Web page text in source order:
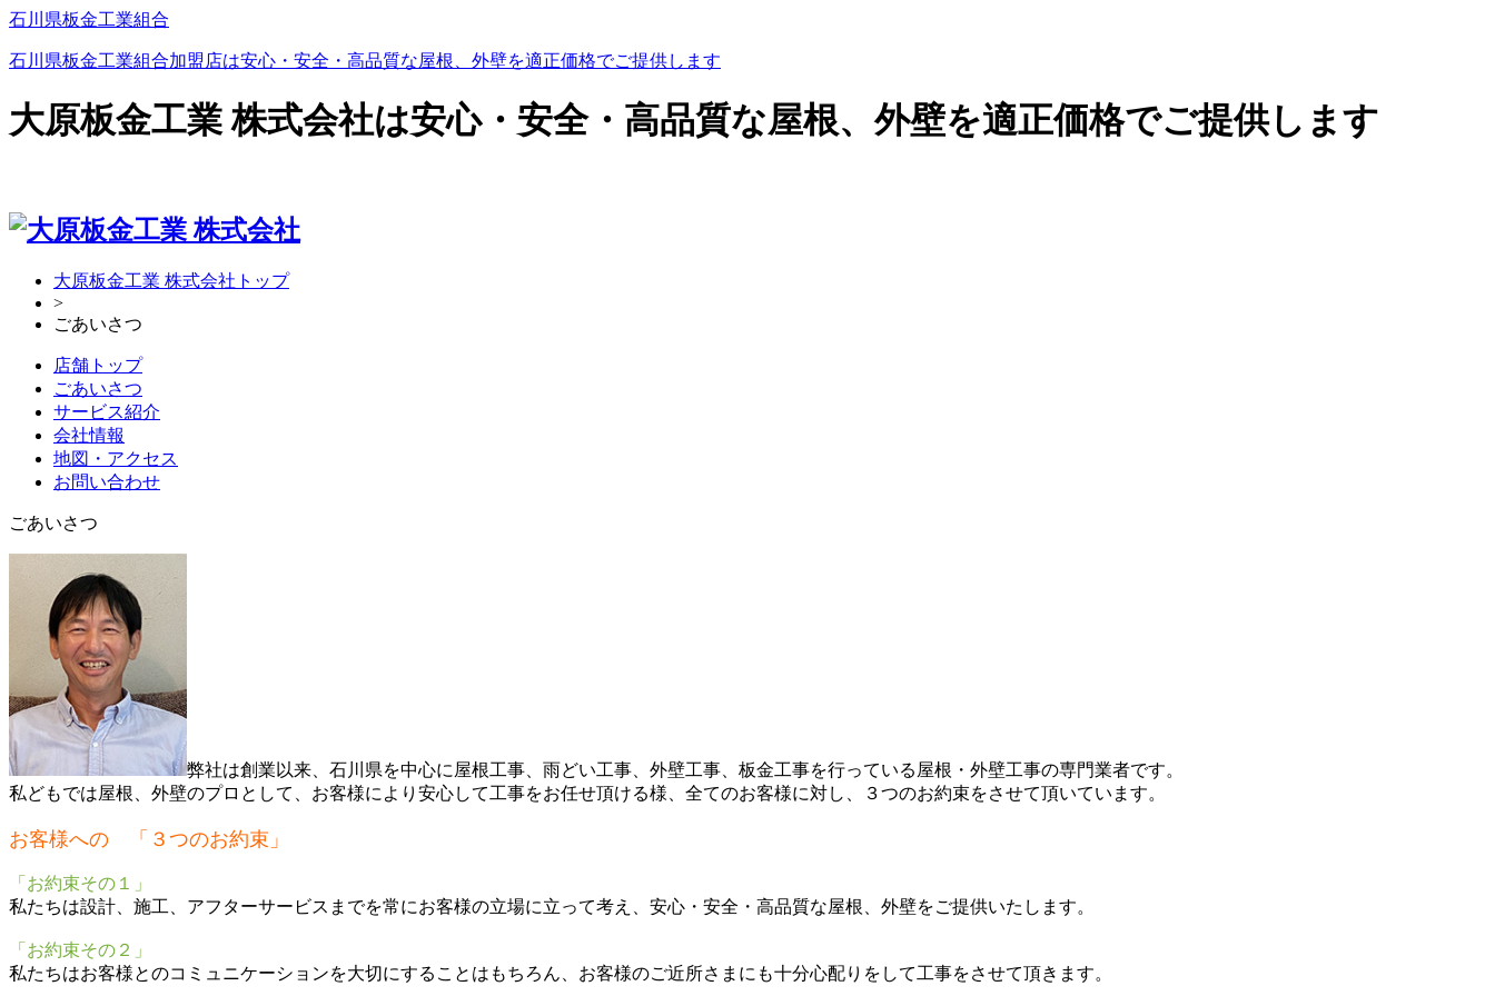
石川県板金工業組合
石川県板金工業組合加盟店は安心・安全・高品質な屋根、外壁を適正価格でご提供します
大原板金工業 株式会社は安心・安全・高品質な屋根、外壁を適正価格でご提供します
大原板金工業 株式会社トップ
>
ごあいさつ
店舗トップ
ごあいさつ
サービス紹介
会社情報
地図・アクセス
お問い合わせ
ごあいさつ
弊社は創業以来、石川県を中心に屋根工事、雨どい工事、外壁工事、板金工事を行っている屋根・外壁工事の専門業者です。
私どもでは屋根、外壁のプロとして、お客様により安心して工事をお任せ頂ける様、全てのお客様に対し、３つのお約束をさせて頂いています。
お客様への 「３つのお約束」
「お約束その１」
私たちは設計、施工、アフターサービスまでを常にお客様の立場に立って考え、安心・安全・高品質な屋根、外壁をご提供いたします。
「お約束その２」
私たちはお客様とのコミュニケーションを大切にすることはもちろん、お客様のご近所さまにも十分心配りをして工事をさせて頂きます。